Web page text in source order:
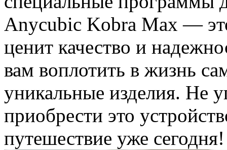
Anycubic Kobra Max —
ценит качество и
вам воплотить в жизнь
уникальные изделия. Не
приобрести это
путешествие уже сегодня!